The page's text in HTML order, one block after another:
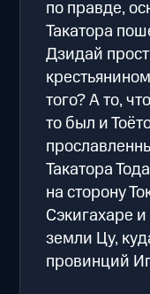
по правде,
Такатора
Дзидай
того? А то,
то был и
Такатора
на сторону
Сэкигахаре
земли Цу,
провинций